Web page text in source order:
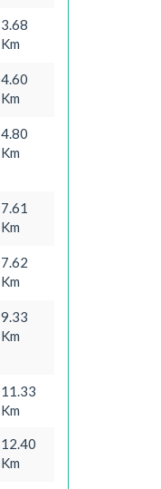
3.68
Km
4.60
Km
4.80
Km
7.61
Km
7.62
Km
9.33
Km
11.33
Km
12.40
Km